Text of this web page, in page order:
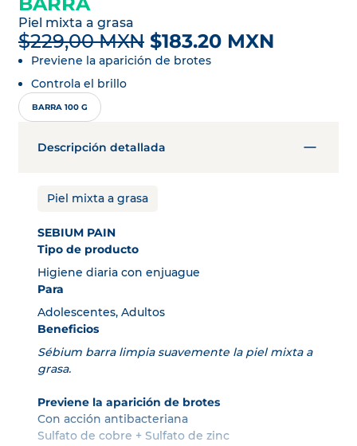
Piel mixta a grasa
$229,00 MXN $183.20 MXN
Previene la aparición de brotes
Controla el brillo
BARRA 100 G
Descripción detallada
Piel mixta a grasa
SEBIUM PAIN
Tipo de producto
Higiene diaria con enjuague
Para
Adolescentes, Adultos
Beneficios
Sébium barra limpia suavemente la piel mixta a
grasa.
Previene la aparición de brotes
Con acción antibacteriana
Sulfato de cobre + Sulfato de zinc